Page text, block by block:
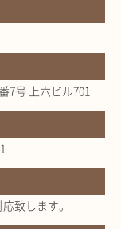
7号 上六ビル701
致します。